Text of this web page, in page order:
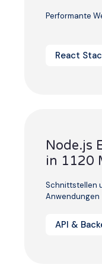
Performante
React
Node.js
in 1120
Schnittstellen
Anwendungen
API &